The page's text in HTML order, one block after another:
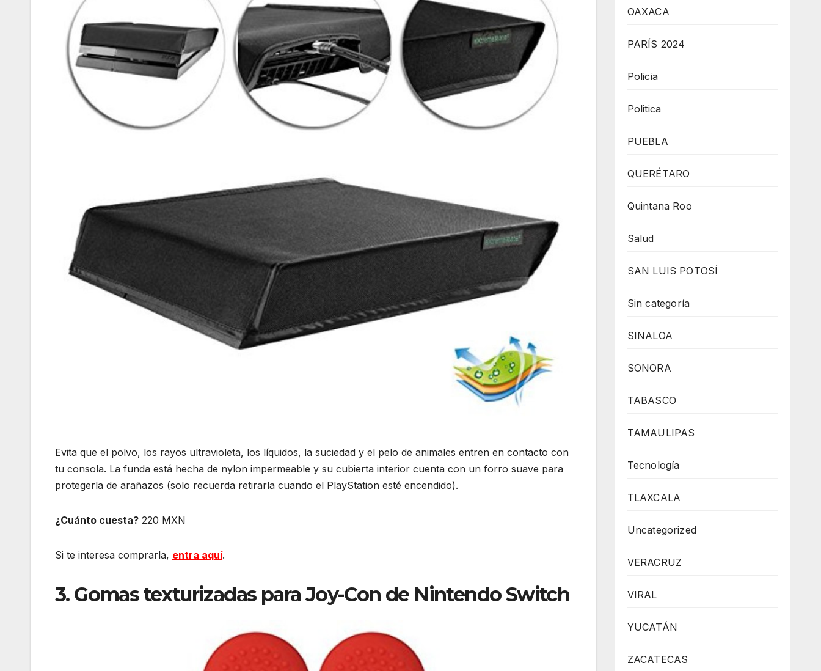
Evita que el polvo, los rayos ultravioleta, los líquidos, la suciedad y el pelo de animales entren en contacto con
tu consola. La funda está hecha de nylon impermeable y su cubierta interior cuenta con un forro suave para
protegerla de arañazos (solo recuerda retirarla cuando el PlayStation esté encendido).
¿Cuánto cuesta? 220 MXN
Si te interesa comprarla, entra aquí.
3. Gomas texturizadas para Joy-Con de Nintendo Switch
OAXACA
PARÍS 2024
Policia
Politica
PUEBLA
QUERÉTARO
Quintana Roo
Salud
SAN LUIS POTOSÍ
Sin categoría
SINALOA
SONORA
TABASCO
TAMAULIPAS
Tecnología
TLAXCALA
Uncategorized
VERACRUZ
VIRAL
YUCATÁN
ZACATECAS